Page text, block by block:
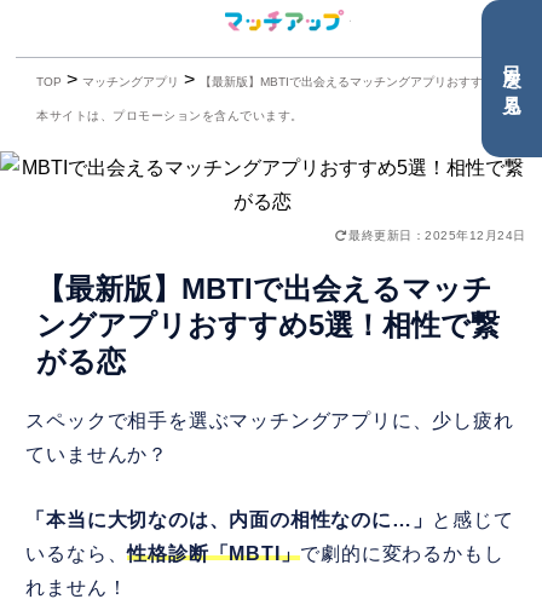
TOP >マッチングアプリ > 【最新版】MBTIで出会えるマッチングアプリおすすめ5選！相性で繋がる恋
本サイトは、プロモーションを含んでいます。
最終更新日：2025年12月24日
【最新版】MBTIで出会えるマッチ
ングアプリおすすめ5選！相性で繋
がる恋
目次を見る
スペックで相手を選ぶマッチングアプリに、少し疲れ
ていませんか？
「本当に大切なのは、内面の相性なのに…」 と感じて
いるなら、性格診断「MBTI」で劇的に変わるかもし
れません！